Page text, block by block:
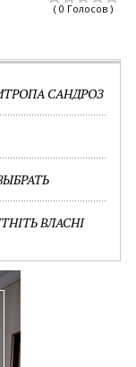
( 0 Голосов )
САНДРОЗ
ВЛАСНІ